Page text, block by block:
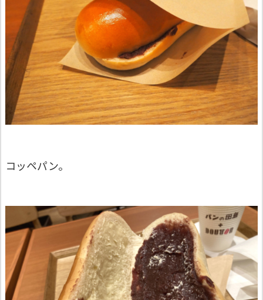
コッペパン。